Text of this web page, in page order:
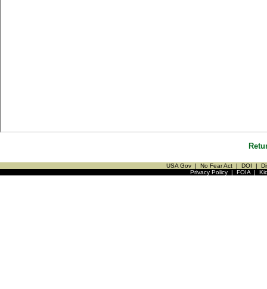
USA Gov | No Fear Act | DOI |
Privacy Policy| FOIA|